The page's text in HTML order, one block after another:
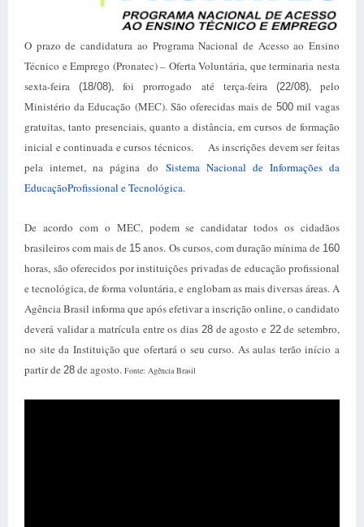
O prazo de candidatura ao Programa Nacional de Acesso ao Ensino
Técnico e Emprego (Pronatec) – Oferta Voluntária, que terminaria nesta
sexta-feira(18/08), foi prorrogado até terça-feira (22/08), pelo
Ministério da Educação (MEC). São oferecidas mais de 500mil vagas
gratuitas, tanto presenciais, quanto a distância, em cursos de formação
inicial e continuada e cursos técnicos. As inscrições devem ser feitas
pela internet, na página do Sistema Nacional de Informações da
EducaçãoProfissional e Tecnológica.
De acordo com o MEC, podem se candidatar todos os cidadãos
brasileiros com mais de 15 anos. Os cursos, com duração mínima de 160
horas, são oferecidos por instituições privadas de educação profissional
e tecnológica, de forma voluntária, e englobam as mais diversas áreas. A
Agência Brasil informa que após efetivar a inscrição online, o candidato
deverá validar a matrícula entre os dias 28de agosto e 22de setembro,
no site da Instituição que ofertará o seu curso. As aulas terão início a
partir de 28 de agosto. Fonte: Agência Brasil